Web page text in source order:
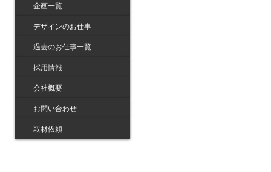
企画一覧
デザインのお仕事
過去のお仕事一覧
採用情報
会社概要
お問い合わせ
取材依頼